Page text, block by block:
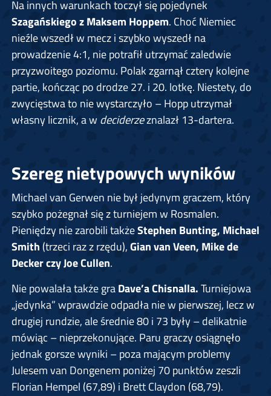
Na innych warunkach toczył się pojedynek
Szagańskiego z Maksem Hoppem. Choć Niemiec
nieźle wszedł w mecz i szybko wyszedł na
prowadzenie 4:1, nie potrafił utrzymać zaledwie
przyzwoitego poziomu. Polak zgarnął cztery kolejne
partie, kończąc po drodze 27. i 20. lotkę. Niestety, do
zwycięstwa to nie wystarczyło – Hopp utrzymał
własny licznik, a w deciderzeznalazł 13-dartera.
Szereg nietypowych wyników
Michael van Gerwen nie był jedynym graczem, który
szybko pożegnał się z turniejem w Rosmalen.
Pieniędzy nie zarobili takżeStephen Bunting, Michael
Smith (trzeci raz z rzędu),Gian van Veen, Mike de
Decker czy Joe Cullen.
Nie powalała także graDave’a Chisnalla.Turniejowa
„jedynka” wprawdzie odpadła nie w pierwszej, lecz w
drugiej rundzie, ale średnie 80 i 73 były – delikatnie
mówiąc – nieprzekonujące. Paru graczy osiągnęło
jednak gorsze wyniki – poza mającym problemy
Julesem van Dongenem poniżej 70 punktów zeszli
Florian Hempel (67,89) i Brett Claydon (68,79).